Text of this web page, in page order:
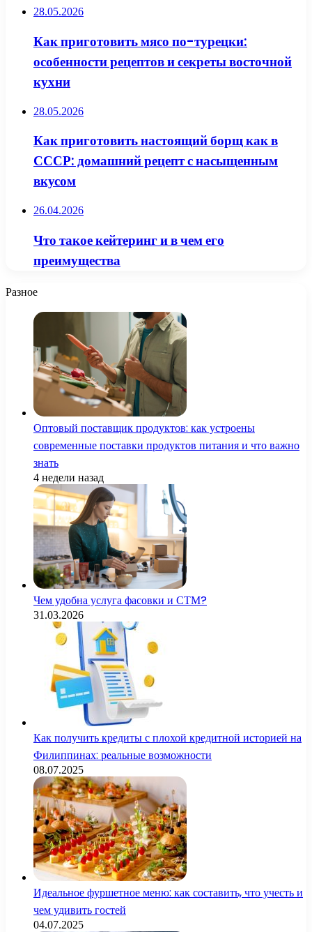
28.05.2026
Как приготовить мясо по-турецки:
особенности рецептов и секреты восточной
кухни
28.05.2026
Как приготовить настоящий борщ как в
СССР: домашний рецепт с насыщенным
вкусом
26.04.2026
Что такое кейтеринг и в чем его
преимущества
Разное
Оптовый поставщик продуктов: как устроены
современные поставки продуктов питания и что важно
знать
4 недели назад
Чем удобна услуга фасовки и СТМ?
31.03.2026
Как получить кредиты с плохой кредитной историей на
Филиппинах: реальные возможности
08.07.2025
Идеальное фуршетное меню: как составить, что учесть и
чем удивить гостей
04.07.2025